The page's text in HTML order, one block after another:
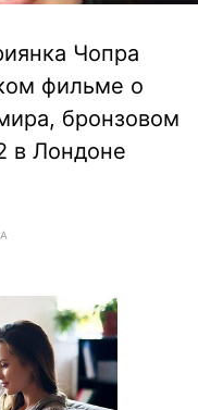
Чопра
фильме о
бронзовом
в Лондоне